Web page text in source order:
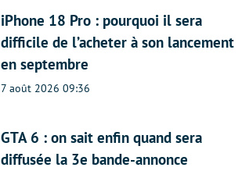
iPhone 18 Pro : pourquoi il sera
difficile de l’acheter à son lancement
en septembre
7 août 2026 09:36
GTA 6 : on sait enfin quand sera
diffusée la 3e bande-annonce